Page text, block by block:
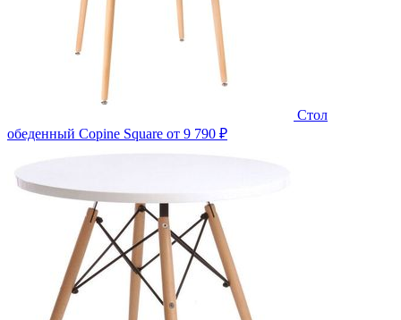
Стол
обеденный Copine Square от 9 790 ₽